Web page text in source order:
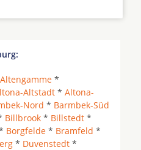
Altengamme *
Altstadt * Altona-
Nord * Barmbek-Süd
Billbrook * Billstedt *
Borgfelde * Bramfeld *
* Duvenstedt *